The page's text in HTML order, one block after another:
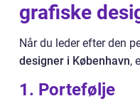
grafiske
Når du leder efter den
designer i København,
1. Portefølje